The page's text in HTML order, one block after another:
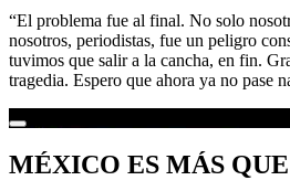
“El problema fue al final. No solo
nosotros, periodistas, fue un peligro
tuvimos que salir a la cancha, en fin.
tragedia. Espero que ahora ya no pase
MÉXICO ES MÁS